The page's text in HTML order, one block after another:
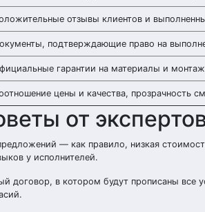
отзывы клиентов и
подтверждающие право на
гарантии на материалы и монтаж
цены и качества, прозрачность
от
— как правило, низкая
у исполнителей.
договор, в котором будут прописаны